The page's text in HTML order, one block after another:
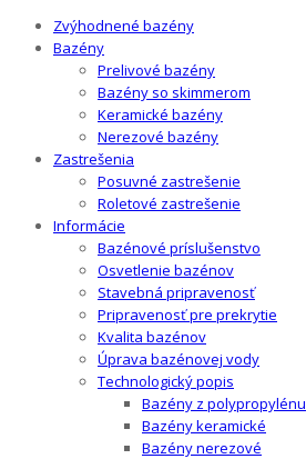
Zvýhodnené bazény
Bazény
Prelivové bazény
Bazény so skimmerom
Keramické bazény
Nerezové bazény
Zastrešenia
Posuvné zastrešenie
Roletové zastrešenie
Informácie
Bazénové príslušenstvo
Osvetlenie bazénov
Stavebná pripravenosť
Pripravenosť pre prekrytie
Kvalita bazénov
Úprava bazénovej vody
Technologický popis
Bazény z polypropylénu
Bazény keramické
Bazény nerezové